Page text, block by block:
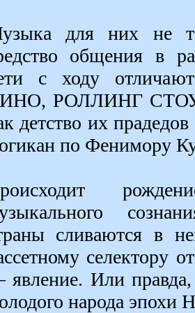
для них не
общения в
с ходу
РОЛЛИНГ
детство их
по Фенимору
сливаются в
селектору
Или правда,
народа эпохи